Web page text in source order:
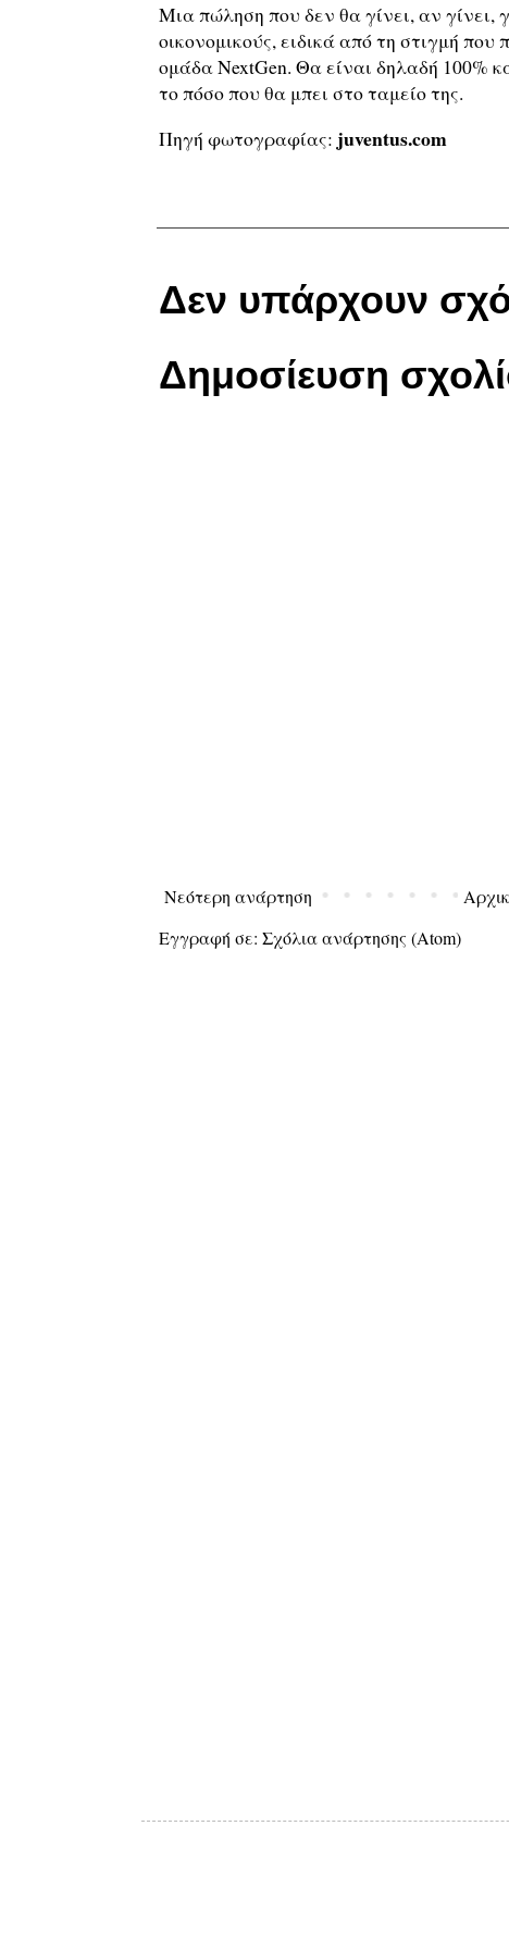
Μια πώληση που δεν θα γίνει, αν
οικονομικούς, ειδικά από τη στιγμή
ομάδα NextGen. Θα είναι δηλαδή 100%
το πόσο που θα μπει στο ταμείο της.
Πηγή φωτογραφίας: juventus.com
Δεν υπάρχουν
Δημοσίευση
Νεότερη ανάρτηση
Εγγραφή σε: Σχόλια ανάρτησης (Atom)